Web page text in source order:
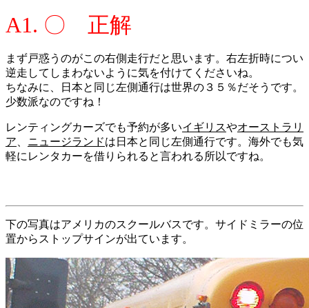
A1. 〇 正解
まず戸惑うのがこの右側走行だと思います。右左折時につい
逆走してしまわないように気を付けてくださいね。
ちなみに、日本と同じ左側通行は世界の３５％だそうです。
少数派なのですね！
レンティングカーズでも予約が多いイギリスやオーストラリ
ア
ニュージランドは日本と同じ左側通行です。海外でも気
軽にレンタカーを借りられると言われる所以ですね。
下の写真はアメリカのスクールバスです。サイドミラーの位
置からストップサインが出ています。